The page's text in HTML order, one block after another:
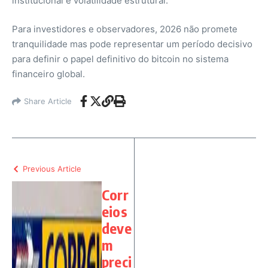
Para investidores e observadores, 2026 não promete
tranquilidade mas pode representar um período decisivo
para definir o papel definitivo do bitcoin no sistema
financeiro global.
Share Article
Previous Article
Corr
eios
deve
m
preci